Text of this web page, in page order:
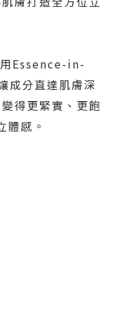
Essence-in-
成分直達肌膚深
得更緊實、更飽
體感。